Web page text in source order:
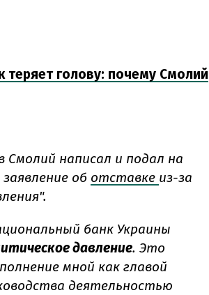
теряет голову: почему Смолий
Смолий написал и подал на
об отставке из-за
банк Украины
давление. Это
мной как главой
деятельностью